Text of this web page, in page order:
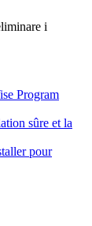
i
Program
sûre et la
pour